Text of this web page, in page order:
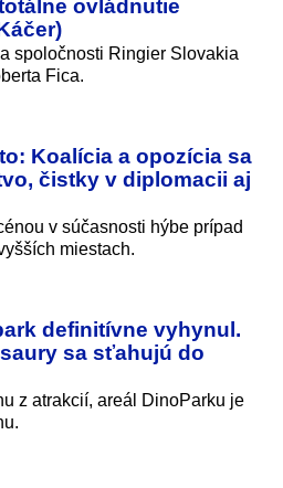
ovládnutie
spoločnosti Ringier Slovakia
Fica.
Koalícia a opozícia sa
čistky v diplomacii aj
v súčasnosti hýbe prípad
miestach.
definitívne vyhynul.
sa sťahujú do
z atrakcií, areál DinoParku je